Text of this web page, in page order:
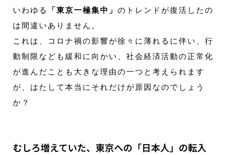
いわゆる
「東京一極集中」 のトレンドが復活したの
は間違いありません。
これは、コロナ禍の影響が徐々に薄れるに伴い、行
動制限なども緩和に向かい、社会経済活動の正常化
が進んだことも大きな理由の一つと考えられます
が、はたして本当にそれだけが原因なのでしょう
か？
むしろ増えていた、東京への「日本人」の転入